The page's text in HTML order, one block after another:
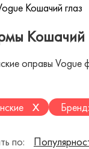
Кошачий глаз
Кошачий
оправы
x
по: